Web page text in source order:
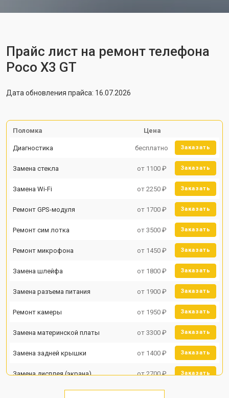
Прайс лист на ремонт телефона
Poco X3 GT
Дата обновления прайса: 16.07.2026
Поломка Цена
Диагностика бесплатно Заказать
Замена стекла от 1100 ₽ Заказать
Замена Wi-Fi от 2250 ₽ Заказать
Ремонт GPS-модуля от 1700 ₽ Заказать
Ремонт сим лотка от 3500 ₽ Заказать
Ремонт микрофона от 1450 ₽ Заказать
Замена шлейфа от 1800 ₽ Заказать
Замена разъема питания от 1900 ₽ Заказать
Ремонт камеры от 1950 ₽ Заказать
Замена материнской платы от 3300 ₽ Заказать
Замена задней крышки от 1400 ₽ Заказать
Замена дисплея (экрана) от 2700 ₽ Заказать